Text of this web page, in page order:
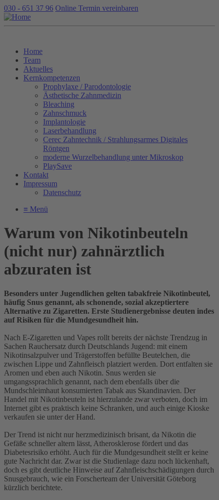
030 - 651 37 96 Online Termin vereinbaren
Home
Team
Aktuelles
Kernkompetenzen
Prophylaxe / Parodontologie
Ästhetische Zahnmedizin
Bleaching
Zahnschmuck
Implantologie
Laserbehandlung
Cerec Zahntechnik / Strahlungsarmes Digitales
Röntgen
moderne Wurzelbehandlung unter Mikroskop
PlaySave
Kontakt
Impressum
Datenschutz
≡ Menü
Warum von Nikotinbeuteln
(nicht nur) zahnärztlich
abzuraten ist
Besonders unter Jugendlichen gelten tabakfreie Nikotinbeutel,
häufig Snus genannt, als schonende, sozial akzeptiertere
Alternative zu Zigaretten. Erste Studienergebnisse deuten indes
auf Risiken für die Mundgesundheit hin.
Nach E-Zigaretten und Vapes rollt bereits der nächste Trendzug in
Sachen Rauchersatz durch Deutschlands Jugend: mit einem
Nikotinsalzpulver und Trägerstoffen befüllte Beutelchen, die
zwischen Lippe und Zahnfleisch platziert werden. Dort entfalten sie
Aromen und eben auch Nikotin. Snus werden sie
umgangssprachlich genannt, nach dem ebenfalls über die
Mundschleimhaut konsumierten Tabak aus Skandinavien. Der
Handel mit Nikotinbeuteln ist hierzulande zwar verboten, doch im
Internet gibt es praktisch keine Schranken, und auch einige Kioske
verkaufen sie unter der Hand.
Der Trend ist nicht nur herzmedizinisch brisant, da Nikotin die
Gefäße schneller altern lässt, Atherosklerose fördert und das
Diabetesrisiko erhöht. Auch für die Mundgesundheit stellt er keine
gute Nachricht dar. Zwar ist die Studienlage dazu noch lückenhaft,
doch es gibt deutliche Hinweise auf Zahnfleischschädigungen durch
Snusgebrauch, wie ein Forscherteam der Universität Göteborg
kürzlich berichtete.